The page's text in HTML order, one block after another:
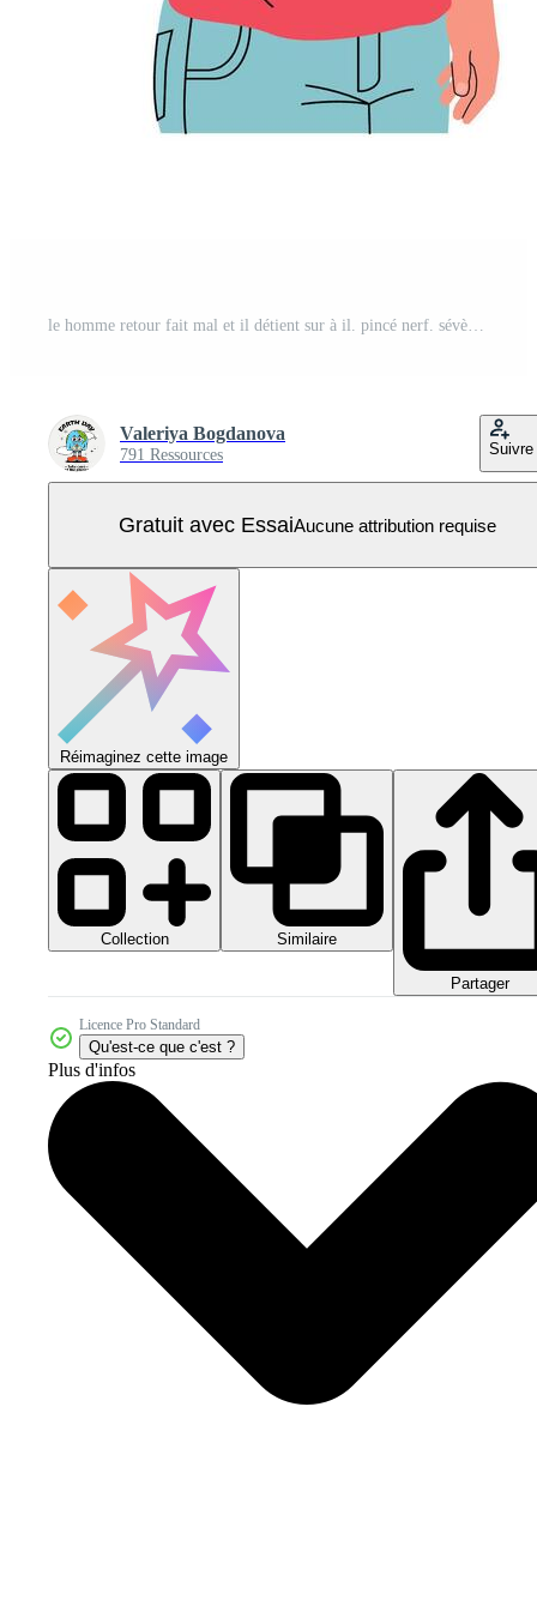
le homme retour fait mal et il détient sur à il. pincé nerf. sévère retour douleur. colonne vertébrale. chronique maladie. ostéochondrose. plat style. orthopédistes. fibromyalgie. malade. intervertébral disque herniation. Vecteur Pro
Valeriya Bogdanova
791 Ressources Suivre
Gratuit avec EssaiAucune attribution requise
Réimaginez cette image
Collection Similaire
Partager
Licence Pro Standard
Qu'est-ce que c'est ?
Plus d'infos